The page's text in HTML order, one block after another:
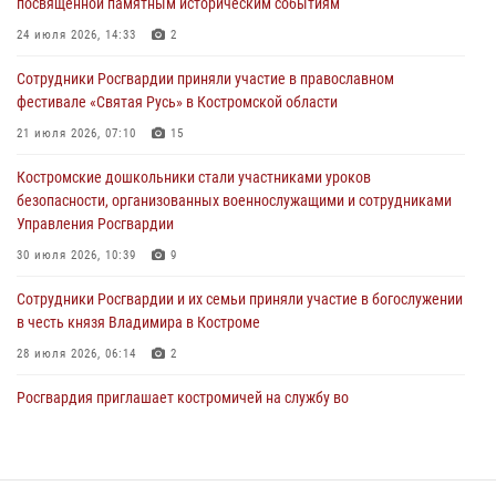
Росгвардейцы знакомят костромичей со службой в ведомстве
Костромские дошкольники стали участниками уроков
безопасности, организованных военнослужащими и сотрудниками
30 июля 2026, 10:39 9
Костромичи активно используют портал «Единых государственных
услуг» для получения услуг по линии Росгвардии
24 июля 2026, 14:33 2
Сотрудники Росгвардии приняли участие в православном
фестивале «Святая Русь» в Костромской области
21 июля 2026, 07:10 15
Костромские дошкольники стали участниками уроков
безопасности, организованных военнослужащими и сотрудниками
Управления Росгвардии
30 июля 2026, 10:39 9
Cотрудники Росгвардии и их семьи приняли участие в богослужении
в честь князя Владимира в Костроме
28 июля 2026, 06:14 2
Росгвардия приглашает костромичей на службу во